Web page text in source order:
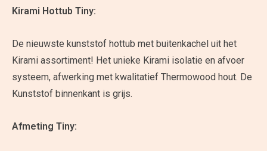
Kirami Hottub Tiny:
De nieuwste kunststof hottub met buitenkachel uit het
Kirami assortiment! Het unieke Kirami isolatie en afvoer
systeem, afwerking met kwalitatief Thermowood hout. De
Kunststof binnenkant is grijs.
Afmeting Tiny: